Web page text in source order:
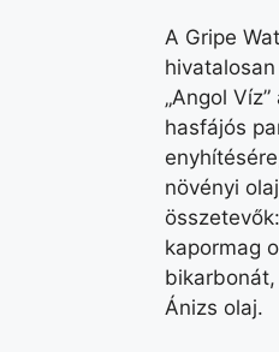
A Gripe
„Angol
hasfájós
növényi
kapormag
Ánizs olaj.